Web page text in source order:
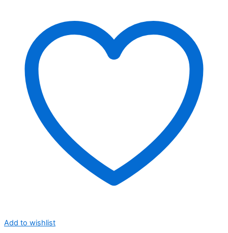
Add to wishlist